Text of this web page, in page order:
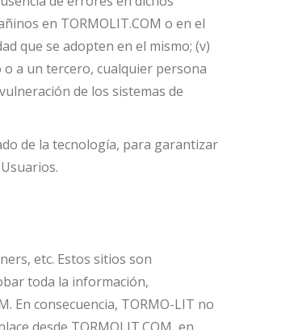
en TORMOLIT.COM o en el
que se adopten en el mismo; (v)
o a un tercero, cualquier persona
de los sistemas de
de la tecnología, para garantizar
etc. Estos sitios son
toda la información,
En consecuencia, TORMO-LIT no